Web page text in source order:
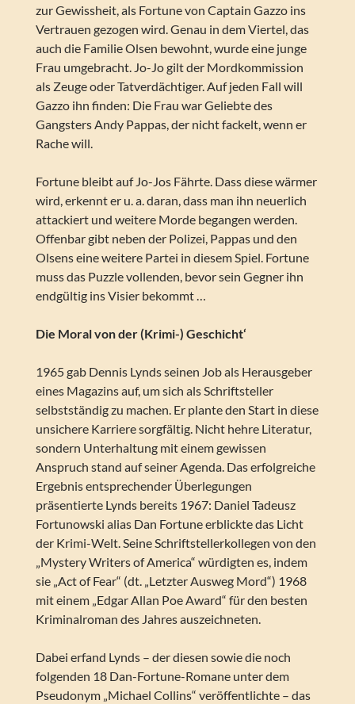
zur Gewissheit, als Fortune von Captain Gazzo ins
Vertrauen gezogen wird. Genau in dem Viertel, das
auch die Familie Olsen bewohnt, wurde eine junge
Frau umgebracht. Jo-Jo gilt der Mordkommission
als Zeuge oder Tatverdächtiger. Auf jeden Fall will
Gazzo ihn finden: Die Frau war Geliebte des
Gangsters Andy Pappas, der nicht fackelt, wenn er
Rache will.
Fortune bleibt auf Jo-Jos Fährte. Dass diese wärmer
wird, erkennt er u. a. daran, dass man ihn neuerlich
attackiert und weitere Morde begangen werden.
Offenbar gibt neben der Polizei, Pappas und den
Olsens eine weitere Partei in diesem Spiel. Fortune
muss das Puzzle vollenden, bevor sein Gegner ihn
endgültig ins Visier bekommt …
Die Moral von der (Krimi-) Geschicht‘
1965 gab Dennis Lynds seinen Job als Herausgeber
eines Magazins auf, um sich als Schriftsteller
selbstständig zu machen. Er plante den Start in diese
unsichere Karriere sorgfältig. Nicht hehre Literatur,
sondern Unterhaltung mit einem gewissen
Anspruch stand auf seiner Agenda. Das erfolgreiche
Ergebnis entsprechender Überlegungen
präsentierte Lynds bereits 1967: Daniel Tadeusz
Fortunowski alias Dan Fortune erblickte das Licht
der Krimi-Welt. Seine Schriftstellerkollegen von den
„Mystery Writers of America“ würdigten es, indem
sie „Act of Fear“ (dt. „Letzter Ausweg Mord“) 1968
mit einem „Edgar Allan Poe Award“ für den besten
Kriminalroman des Jahres auszeichneten.
Dabei erfand Lynds – der diesen sowie die noch
folgenden 18 Dan-Fortune-Romane unter dem
Pseudonym „Michael Collins“ veröffentlichte – das